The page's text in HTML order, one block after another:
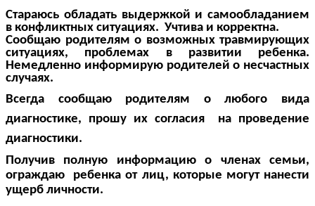
Стараюсь обладать выдержкой и самообладанием
в конфликтных ситуациях. Учтива и корректна.
Сообщаю родителям о возможных травмирующих
ситуациях, проблемах в развитии ребенка.
Немедленно информирую родителей о несчастных
случаях.
Всегда сообщаю родителям о любого вида
диагностике, прошу их согласия на проведение
диагностики.
Получив полную информацию о членах семьи,
ограждаю ребенка от лиц, которые могут нанести
ущерб личности.